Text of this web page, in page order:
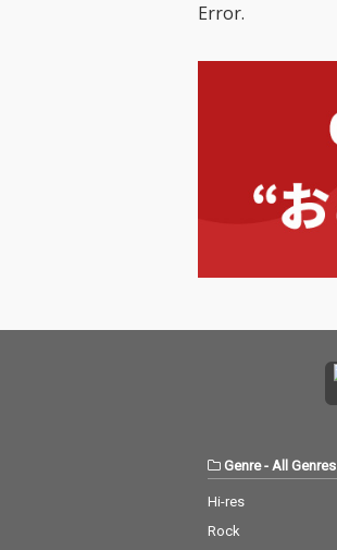
Error.
Genre- All Genres
Hi-res
Rock